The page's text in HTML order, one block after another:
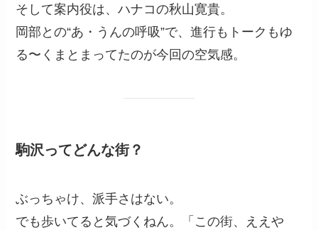
そして案内役は、ハナコの秋山寛貴。
岡部との“あ・うんの呼吸”で、進行もトークもゆ
る〜くまとまってたのが今回の空気感。
駒沢ってどんな街？
ぶっちゃけ、派手さはない。
でも歩いてると気づくねん。「この街、ええや